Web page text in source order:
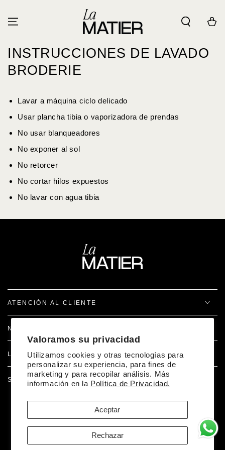
Valoramos su privacidad
Utilizamos cookies y otras tecnologías para
personalizar su experiencia, para fines de
marketing y para recopilar análisis. Más
información en la Política de Privacidad.
Aceptar
Rechazar
Carrito
INSTRUCCIONES DE LAVADO
BRODERIE
Lavar a máquina ciclo delicado
Usar plancha tibia o vaporizadora de prendas
No usar blanqueadores
No exponer al sol
No retorcer
No cortar hilos expuestos
No lavar con agua tibia
ATENCIÓN AL CLIENTE
NOSOTROS
LEGAL
SÍGUENOS EN REDES
FacebookPinterest
Desarrollado por Doer